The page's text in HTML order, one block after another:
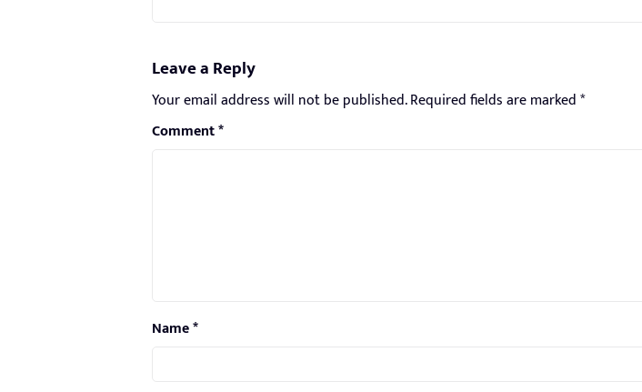
Leave a Reply
Your email address will not be published.Required fields are marked*
Comment*
Name*